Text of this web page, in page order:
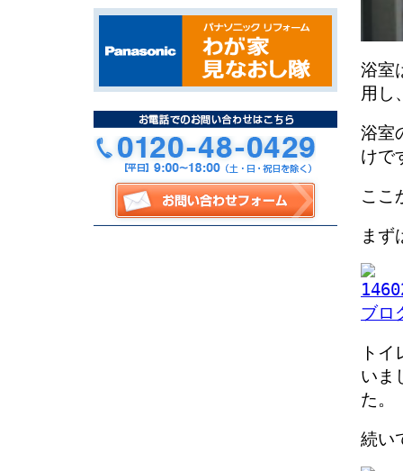
浴室
用し
浴室
けで
ここ
まず
ト
いま
た。
続い